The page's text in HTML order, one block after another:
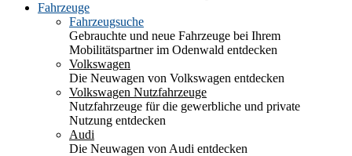
Fahrzeuge
Fahrzeugsuche
Gebrauchte und neue Fahrzeuge bei Ihrem
Mobilitätspartner im Odenwald entdecken
Volkswagen
Die Neuwagen von Volkswagen entdecken
Volkswagen Nutzfahrzeuge
Nutzfahrzeuge für die gewerbliche und private
Nutzung entdecken
Audi
Die Neuwagen von Audi entdecken